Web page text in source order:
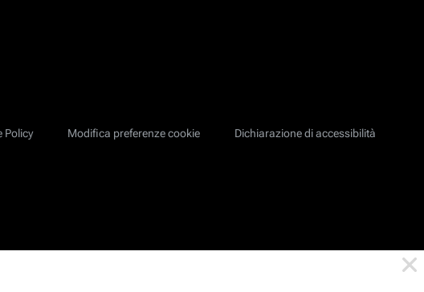
Policy Modifica preferenze cookie Dichiarazione di accessibilità